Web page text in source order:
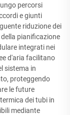
percorsi
e giunti
riduzione dei
pianificazione
integrati nei
d'aria facilitano
sistema in
proteggendo
le future
dei tubi in
mediante